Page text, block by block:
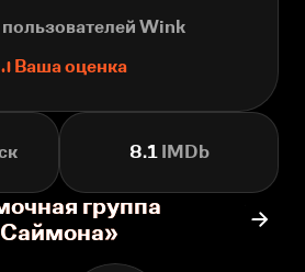
Wink
Ваша оценка
8.1IMDb
группа